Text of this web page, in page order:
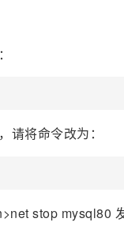
请将命令改为：
stop mysql80